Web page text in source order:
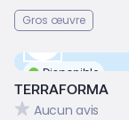
Gros œuvre
Disponible
TERRAFORMA
Aucun avis